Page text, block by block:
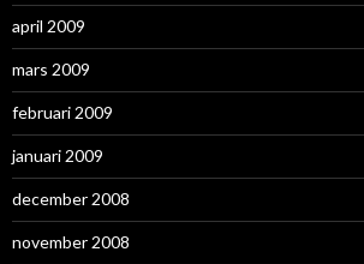
april 2009
mars 2009
februari 2009
januari 2009
december 2008
november 2008